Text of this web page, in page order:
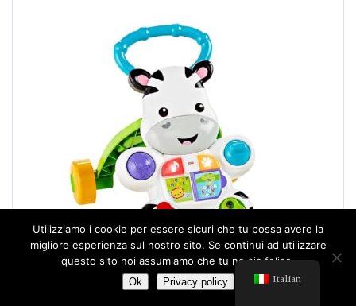
Italian
Utilizziamo i cookie per essere sicuri che tu possa avere la
migliore esperienza sul nostro sito. Se continui ad utilizzare
questo sito noi assumiamo che tu ne sia felice.
Ok Privacy policy